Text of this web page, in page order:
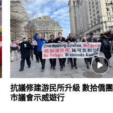
抗議修建游民所升級 數拾僑團
市議會示威遊行